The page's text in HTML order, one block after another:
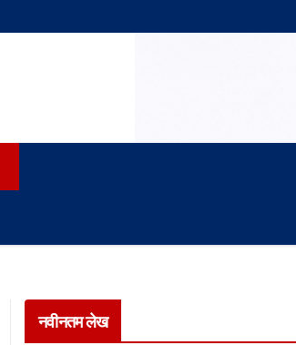
नवीनतम लेख